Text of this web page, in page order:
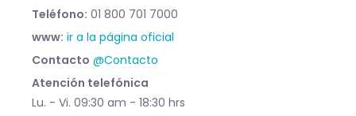
Teléfono: 01 800 701 7000
www: ir a la página oficial
Contacto @Contacto
Atención telefónica
Lu. - Vi. 09:30 am - 18:30 hrs